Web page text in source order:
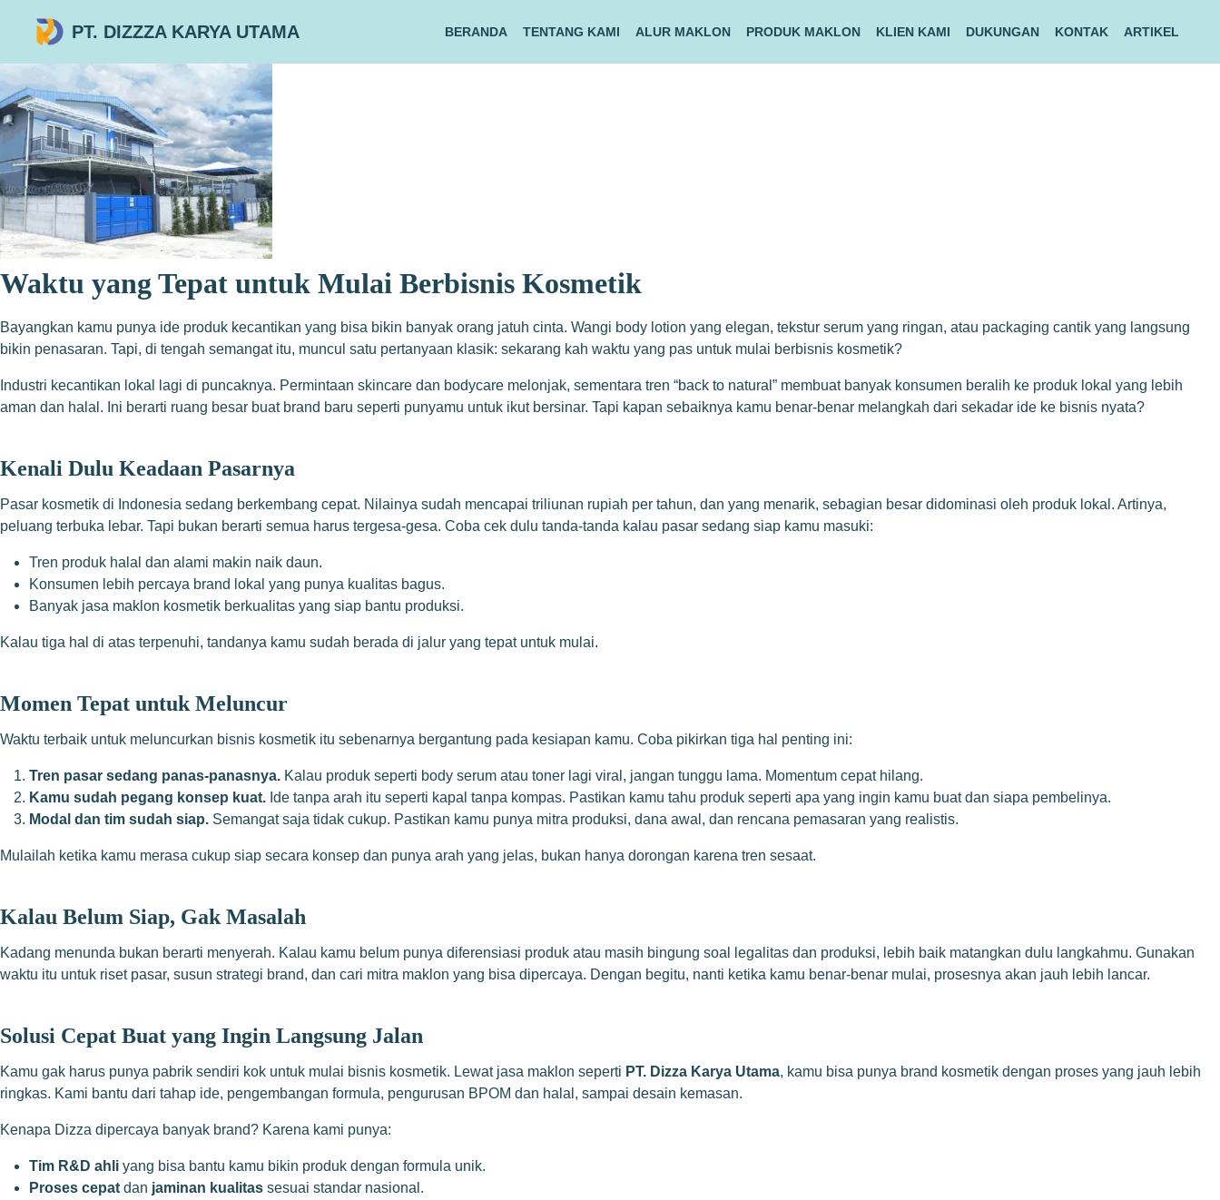
PT. DIZZZA KARYA UTAMA BERANDA TENTANG KAMI ALUR MAKLON PRODUK MAKLON KLIEN KAMI DUKUNGAN KONTAK ARTIKEL
Waktu yang Tepat untuk Mulai Berbisnis Kosmetik
Bayangkan kamu punya ide produk kecantikan yang bisa bikin banyak orang jatuh cinta. Wangi body lotion yang elegan, tekstur serum yang ringan, atau packaging cantik yang langsung
bikin penasaran. Tapi, di tengah semangat itu, muncul satu pertanyaan klasik: sekarang kah waktu yang pas untuk mulai berbisnis kosmetik?
Industri kecantikan lokal lagi di puncaknya. Permintaan skincare dan bodycare melonjak, sementara tren “back to natural” membuat banyak konsumen beralih ke produk lokal yang lebih
aman dan halal. Ini berarti ruang besar buat brand baru seperti punyamu untuk ikut bersinar. Tapi kapan sebaiknya kamu benar-benar melangkah dari sekadar ide ke bisnis nyata?
Kenali Dulu Keadaan Pasarnya
Pasar kosmetik di Indonesia sedang berkembang cepat. Nilainya sudah mencapai triliunan rupiah per tahun, dan yang menarik, sebagian besar didominasi oleh produk lokal. Artinya,
peluang terbuka lebar. Tapi bukan berarti semua harus tergesa-gesa. Coba cek dulu tanda-tanda kalau pasar sedang siap kamu masuki:
Tren produk halal dan alami makin naik daun.
Konsumen lebih percaya brand lokal yang punya kualitas bagus.
Banyak jasa maklon kosmetik berkualitas yang siap bantu produksi.
Kalau tiga hal di atas terpenuhi, tandanya kamu sudah berada di jalur yang tepat untuk mulai.
Momen Tepat untuk Meluncur
Waktu terbaik untuk meluncurkan bisnis kosmetik itu sebenarnya bergantung pada kesiapan kamu. Coba pikirkan tiga hal penting ini:
Tren pasar sedang panas-panasnya. Kalau produk seperti body serum atau toner lagi viral, jangan tunggu lama. Momentum cepat hilang.
Kamu sudah pegang konsep kuat. Ide tanpa arah itu seperti kapal tanpa kompas. Pastikan kamu tahu produk seperti apa yang ingin kamu buat dan siapa pembelinya.
Modal dan tim sudah siap. Semangat saja tidak cukup. Pastikan kamu punya mitra produksi, dana awal, dan rencana pemasaran yang realistis.
Mulailah ketika kamu merasa cukup siap secara konsep dan punya arah yang jelas, bukan hanya dorongan karena tren sesaat.
Kalau Belum Siap, Gak Masalah
Kadang menunda bukan berarti menyerah. Kalau kamu belum punya diferensiasi produk atau masih bingung soal legalitas dan produksi, lebih baik matangkan dulu langkahmu. Gunakan
waktu itu untuk riset pasar, susun strategi brand, dan cari mitra maklon yang bisa dipercaya. Dengan begitu, nanti ketika kamu benar-benar mulai, prosesnya akan jauh lebih lancar.
Solusi Cepat Buat yang Ingin Langsung Jalan
Kamu gak harus punya pabrik sendiri kok untuk mulai bisnis kosmetik. Lewat jasa maklon seperti PT. Dizza Karya Utama, kamu bisa punya brand kosmetik dengan proses yang jauh lebih
ringkas. Kami bantu dari tahap ide, pengembangan formula, pengurusan BPOM dan halal, sampai desain kemasan.
Kenapa Dizza dipercaya banyak brand? Karena kami punya:
Tim R&D ahli yang bisa bantu kamu bikin produk dengan formula unik.
Proses cepat dan jaminan kualitas sesuai standar nasional.